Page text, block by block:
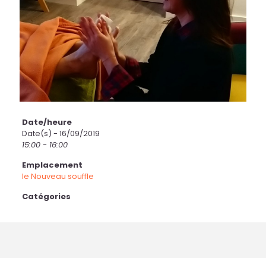
Date/heure
Date(s) - 16/09/2019
15:00 - 16:00
Emplacement
le Nouveau souffle
Catégories